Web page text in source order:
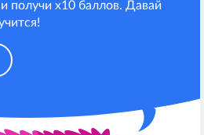
получи х10 баллов. Давай